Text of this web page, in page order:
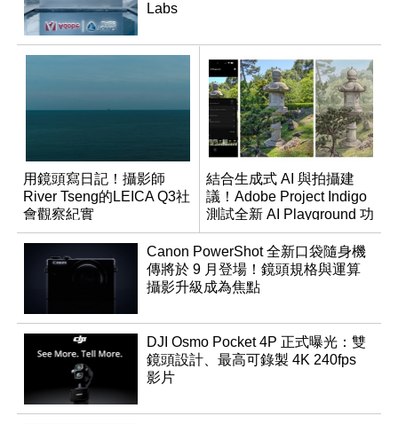
Labs
用鏡頭寫日記！攝影師
River Tseng的LEICA Q3社
會觀察紀實
結合生成式 AI 與拍攝建
議！Adobe Project Indigo
測試全新 AI Playground 功
能
Canon PowerShot 全新口袋隨身機
傳將於 9 月登場！鏡頭規格與運算
攝影升級成為焦點
DJI Osmo Pocket 4P 正式曝光：雙
鏡頭設計、最高可錄製 4K 240fps
影片